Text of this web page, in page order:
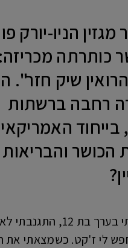
הניו-יורק
כותרתה מכריזה:
שיק חזר".
רחבה ברשתות
הכושר והבריאות
יום אחד, כשהייתי בערך בת 12,
לי ז'קט. כשמצאתי את